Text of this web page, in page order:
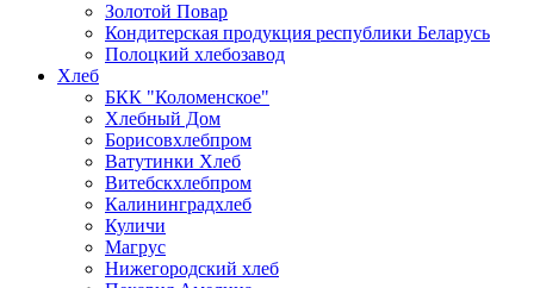
Золотой Повар
Кондитерская продукция республики Беларусь
Полоцкий хлебозавод
Хлеб
БКК "Коломенское"
Хлебный Дом
Борисовхлебпром
Ватутинки Хлеб
Витебскхлебпром
Калининградхлеб
Куличи
Магрус
Нижегородский хлеб